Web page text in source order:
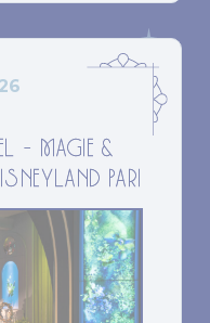
– MAGIE &
PARI